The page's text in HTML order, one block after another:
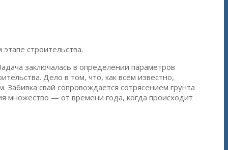
строительства.
заключалась в определении параметров
Дело в том, что, как всем известно,
свай сопровождается сотрясением грунта
множество — от времени года, когда происходит